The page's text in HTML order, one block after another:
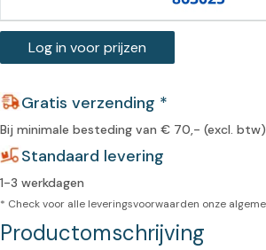
Log in voor prijzen
Gratis verzending *
Bij minimale besteding van € 70,- (excl. btw)
Standaard levering
1-3 werkdagen
* Check voor alle leveringsvoorwaarden onze
Productomschrijving